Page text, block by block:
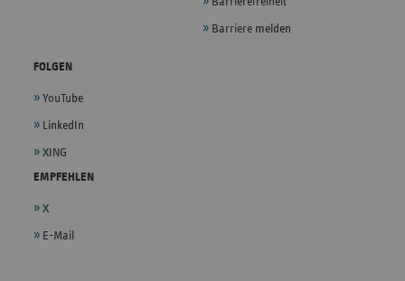
Barriere melden
FOLGEN
YouTube
LinkedIn
XING
EMPFEHLEN
X
E-Mail